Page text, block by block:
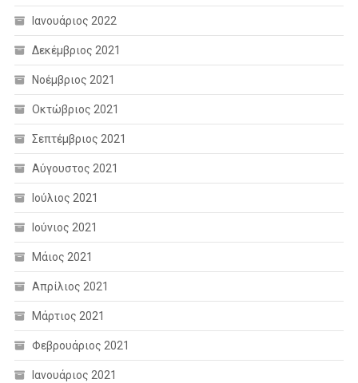
Ιανουάριος 2022
Δεκέμβριος 2021
Νοέμβριος 2021
Οκτώβριος 2021
Σεπτέμβριος 2021
Αύγουστος 2021
Ιούλιος 2021
Ιούνιος 2021
Μάιος 2021
Απρίλιος 2021
Μάρτιος 2021
Φεβρουάριος 2021
Ιανουάριος 2021